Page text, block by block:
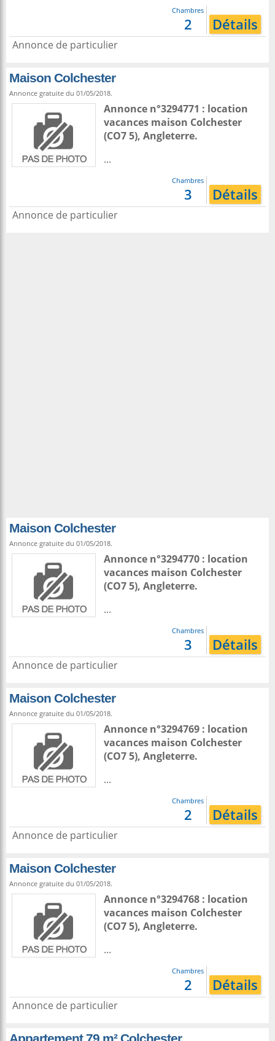
Chambres
2 Détails
Annonce de particulier
Maison Colchester
Annonce gratuite du 01/05/2018.
Annonce n°3294771 : location
vacances maison Colchester
(CO7 5), Angleterre.
...
Chambres
3 Détails
Annonce de particulier
Maison Colchester
Annonce gratuite du 01/05/2018.
Annonce n°3294770 : location
vacances maison Colchester
(CO7 5), Angleterre.
...
Chambres
3 Détails
Annonce de particulier
Maison Colchester
Annonce gratuite du 01/05/2018.
Annonce n°3294769 : location
vacances maison Colchester
(CO7 5), Angleterre.
...
Chambres
2 Détails
Annonce de particulier
Maison Colchester
Annonce gratuite du 01/05/2018.
Annonce n°3294768 : location
vacances maison Colchester
(CO7 5), Angleterre.
...
Chambres
2 Détails
Annonce de particulier